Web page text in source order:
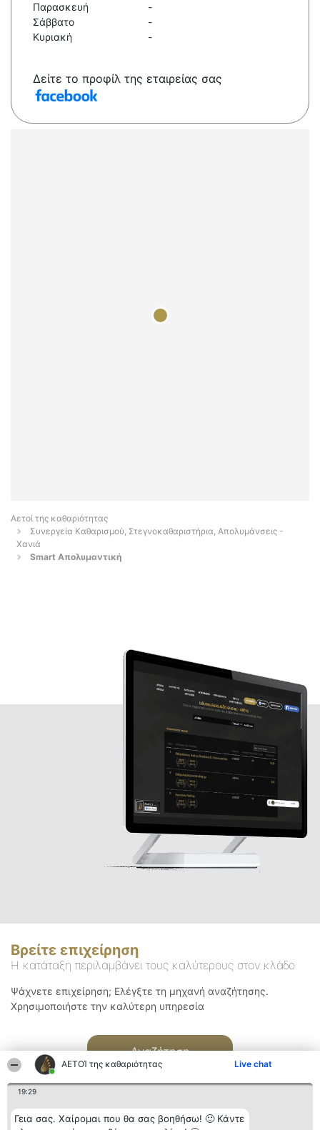
ΑΕΤΟΊ της καθαριότητας Live chat
19:29
Γεια σας. Χαίρομαι που θα σας βοηθήσω! 🙂 Κάντε
Παρασκευή
-
Σάββατο
-
Κυριακή
-
Δείτε το προφίλ της εταιρείας σας
Αετοί της καθαριότητας
Συνεργεία Καθαρισμού, Στεγνοκαθαριστήρια, Απολυμάνσεις -
Χανιά
Smart Απολυμαντική
Βρείτε επιχείρηση
Η κατάταξη περιλαμβάνει τους καλύτερους στον κλάδο
Ψάχνετε επιχείρηση; Ελέγξτε τη μηχανή αναζήτησης.
Χρησιμοποιήστε την καλύτερη υπηρεσία
Αναζήτηση